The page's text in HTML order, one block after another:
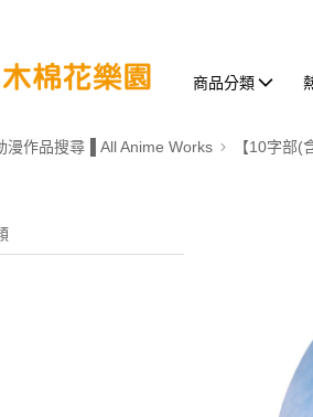
商品分類
漫作品搜尋▐ All Anime Works 【10字部(